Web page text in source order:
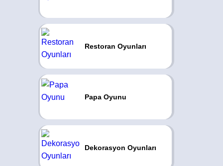
Restoran Oyunları
Papa Oyunu
Dekorasyon Oyunları